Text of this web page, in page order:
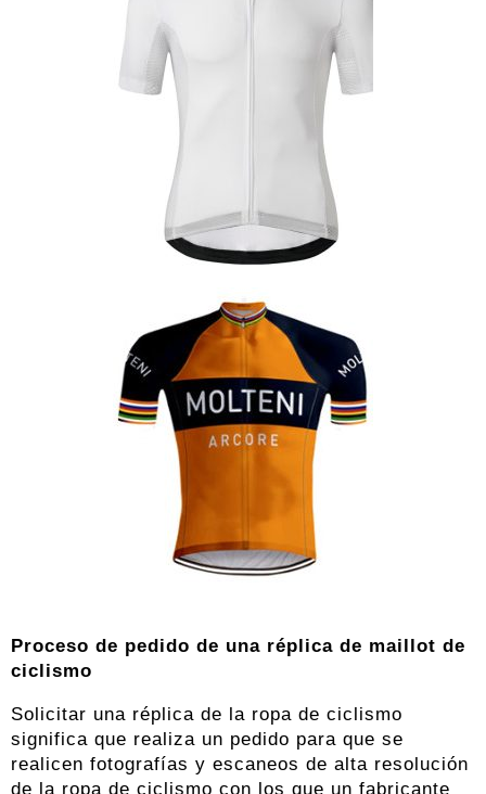
Proceso de pedido de una réplica de maillot de
ciclismo
Solicitar una réplica de la ropa de ciclismo
significa que realiza un pedido para que se
realicen fotografías y escaneos de alta resolución
de la ropa de ciclismo con los que un fabricante